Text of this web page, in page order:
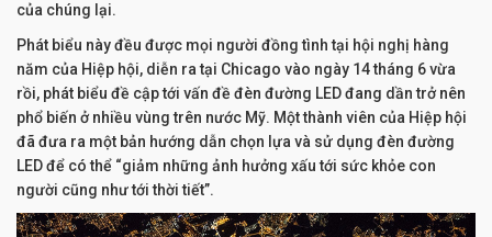
của chúng lại.
Phát biểu này đều được mọi người đồng tình tại hội nghị hàng
năm của Hiệp hội, diễn ra tại Chicago vào ngày 14 tháng 6 vừa
rồi, phát biểu đề cập tới vấn đề đèn đường LED đang dần trở nên
phổ biến ở nhiều vùng trên nước Mỹ. Một thành viên của Hiệp hội
đã đưa ra một bản hướng dẫn chọn lựa và sử dụng đèn đường
LED để có thể “giảm những ảnh hưởng xấu tới sức khỏe con
người cũng như tới thời tiết”.